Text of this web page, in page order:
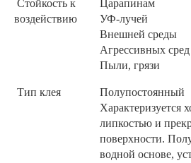
Стойкость к
воздействию
Царапинам
УФ-лучей
Внешней среды
Агрессивных сред
Пыли, грязи
Тип клея Полупостоянный
Характеризуется
липкостью и
поверхности.
водной основе,